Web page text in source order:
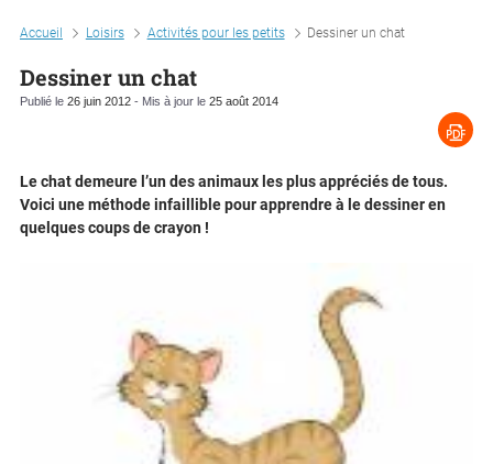
Accueil Loisirs Activités pour les petits Dessiner un chat
Dessiner un chat
Publié le 26 juin 2012 - Mis à jour le 25 août 2014
Le chat demeure l’un des animaux les plus appréciés de tous.
Voici une méthode infaillible pour apprendre à le dessiner en
quelques coups de crayon !